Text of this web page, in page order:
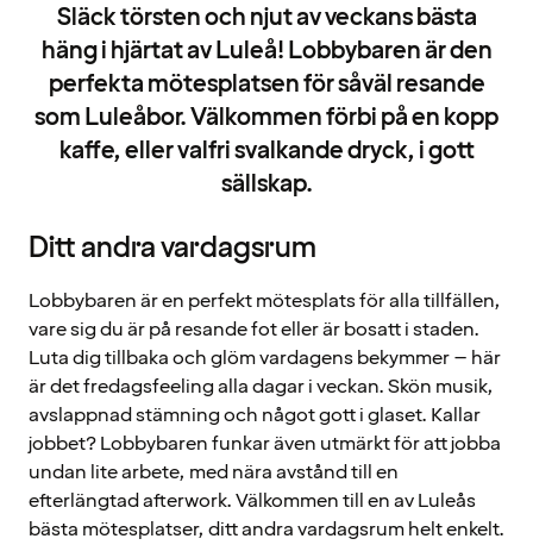
Släck törsten och njut av veckans bästa
häng i hjärtat av Luleå! Lobbybaren är den
perfekta mötesplatsen för såväl resande
som Luleåbor. Välkommen förbi på en kopp
kaffe, eller valfri svalkande dryck, i gott
sällskap.
Ditt andra vardagsrum
Lobbybaren är en perfekt mötesplats för alla tillfällen,
vare sig du är på resande fot eller är bosatt i staden.
Luta dig tillbaka och glöm vardagens bekymmer – här
är det fredagsfeeling alla dagar i veckan. Skön musik,
avslappnad stämning och något gott i glaset. Kallar
jobbet? Lobbybaren funkar även utmärkt för att jobba
undan lite arbete, med nära avstånd till en
efterlängtad afterwork. Välkommen till en av Luleås
bästa mötesplatser, ditt andra vardagsrum helt enkelt.